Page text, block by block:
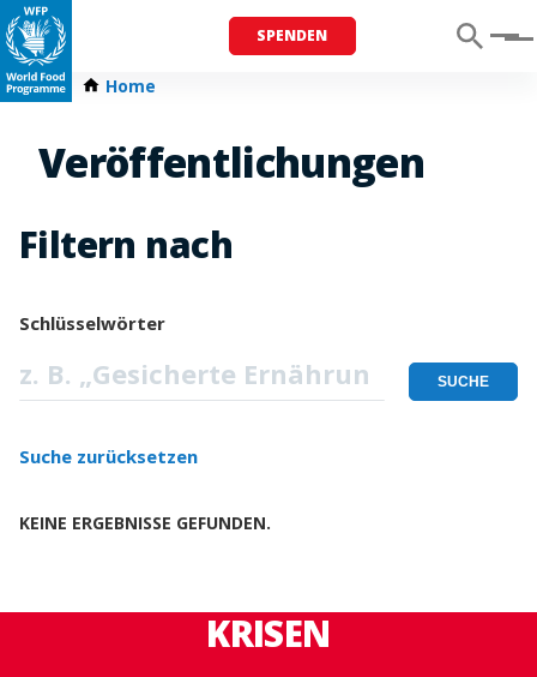
SPENDEN Menu
Home
Veröffentlichungen
Filtern nach
Schlüsselwörter
Suche zurücksetzen
KEINE ERGEBNISSE GEFUNDEN.
KRISEN